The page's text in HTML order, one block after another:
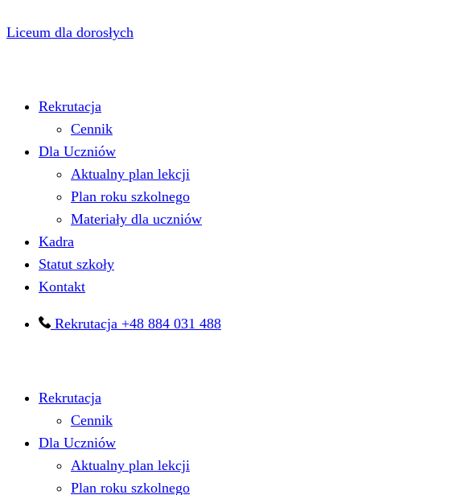
Liceum dla dorosłych
MenuRekrutacja
Cennik
Dla Uczniów
Aktualny plan lekcji
Plan roku szkolnego
Materiały dla uczniów
Kadra
Statut szkoły
Kontakt
Rekrutacja +48 884 031 488
MenuRekrutacja
Cennik
Dla Uczniów
Aktualny plan lekcji
Plan roku szkolnego